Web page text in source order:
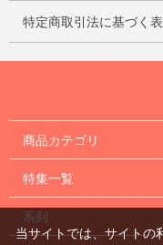
特定商取引法に基づく
商品カテゴリ
特集一覧
系列
当サイトでは、サイトの